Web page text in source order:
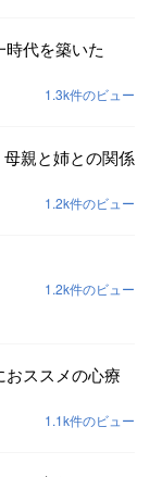
代を築いた
1.3k件のビュー
親と姉との関係
1.2k件のビュー
1.2k件のビュー
ススメの心療
1.1k件のビュー